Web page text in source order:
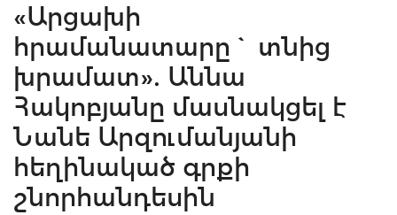
«Արցախի
հրամանատարը` տնից
խրամատ». Աննա
Հակոբյանը մասնակցել է
Նանե Արզումանյանի
հեղինակած գրքի
շնորհանդեսին